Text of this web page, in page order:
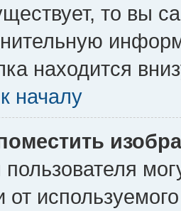
то вы
находится
началу
от